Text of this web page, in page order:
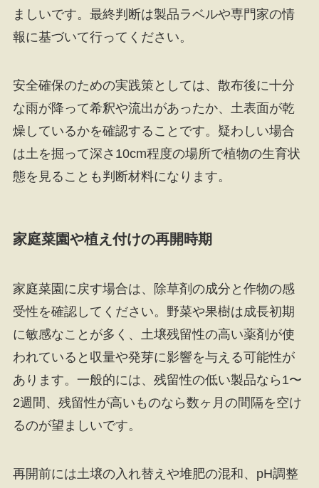
ましいです。最終判断は製品ラベルや専門家の情
報に基づいて行ってください。
安全確保のための実践策としては、散布後に十分
な雨が降って希釈や流出があったか、土表面が乾
燥しているかを確認することです。疑わしい場合
は土を掘って深さ10cm程度の場所で植物の生育状
態を見ることも判断材料になります。
家庭菜園や植え付けの再開時期
家庭菜園に戻す場合は、除草剤の成分と作物の感
受性を確認してください。野菜や果樹は成長初期
に敏感なことが多く、土壌残留性の高い薬剤が使
われていると収量や発芽に影響を与える可能性が
あります。一般的には、残留性の低い製品なら1〜
2週間、残留性が高いものなら数ヶ月の間隔を空け
るのが望ましいです。
再開前には土壌の入れ替えや堆肥の混和、pH調整